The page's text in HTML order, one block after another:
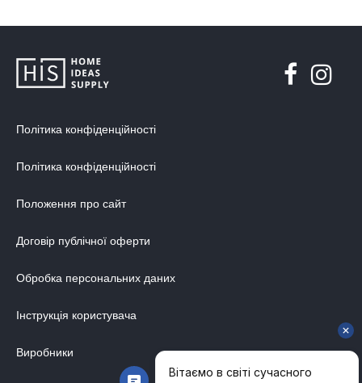
Політика конфіденційності
Політика конфіденційності
Положення про сайт
Договір публічної оферти
Обробка персональних даних
Інструкція користувача
Виробники